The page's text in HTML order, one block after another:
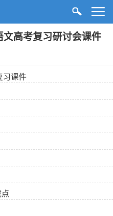
高考复习研讨会课件
习课件